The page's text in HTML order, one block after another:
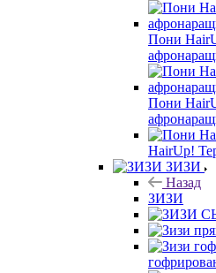
Пони
Пони
HairUp!
ЗИЗИ
Назад
ЗИЗИ